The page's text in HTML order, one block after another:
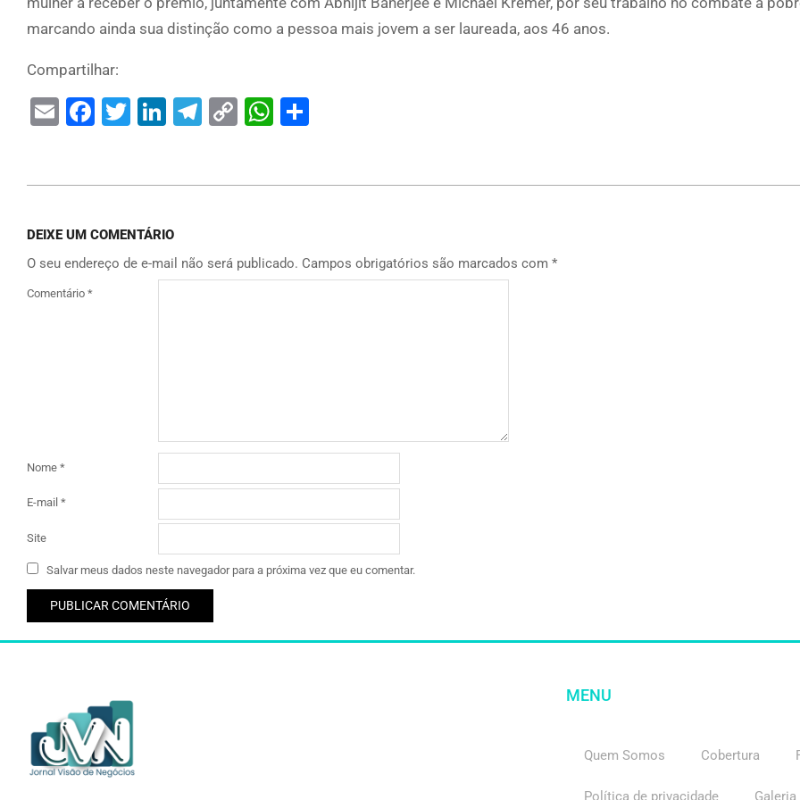
marcando ainda sua distinção como a pessoa mais jovem a ser laureada, aos 46 anos.
Compartilhar:
EmailFacebook
Twitter
LinkedIn
Telegram
CopyWhatsApp
DEIXE UM COMENTÁRIO
O seu endereço de e-mail não será publicado. Campos obrigatórios são marcados com *
Comentário *
Nome *
E-mail *
Site
Salvar meus dados neste navegador para a próxima vez que eu comentar.
MENU
Quem Somos Cobertura
Política de privacidade